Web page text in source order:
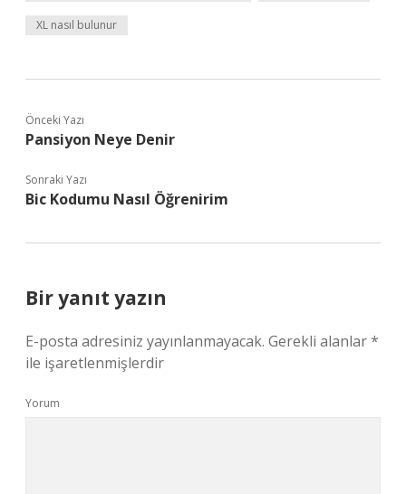
XL nasıl bulunur
Önceki Yazı
Pansiyon Neye Denir
Sonraki Yazı
Bic Kodumu Nasıl Öğrenirim
Bir yanıt yazın
E-posta adresiniz yayınlanmayacak. Gerekli alanlar*
ile işaretlenmişlerdir
Yorum